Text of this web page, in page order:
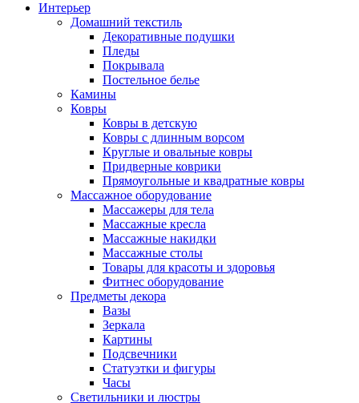
Интерьер
Домашний текстиль
Декоративные подушки
Пледы
Покрывала
Постельное белье
Камины
Ковры
Ковры в детскую
Ковры с длинным ворсом
Круглые и овальные ковры
Придверные коврики
Прямоугольные и квадратные ковры
Массажное оборудование
Массажеры для тела
Массажные кресла
Массажные накидки
Массажные столы
Товары для красоты и здоровья
Фитнес оборудование
Предметы декора
Вазы
Зеркала
Картины
Подсвечники
Статуэтки и фигуры
Часы
Светильники и люстры